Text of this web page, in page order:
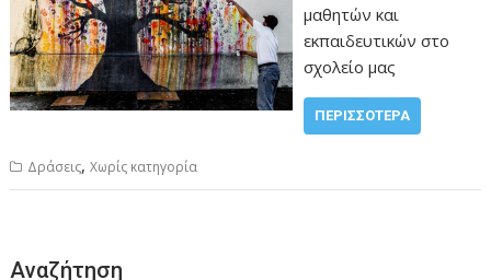
μαθητών και
εκπαιδευτικών στο
σχολείο μας
ΠΕΡΙΣΣΌΤΕΡΑ
Δράσεις,Χωρίς κατηγορία
Αναζήτηση